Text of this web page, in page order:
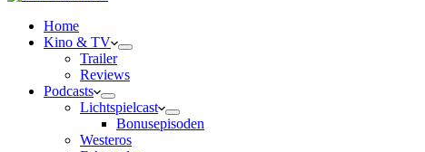
Home
Kino & TV
Trailer
Reviews
Podcasts
Lichtspielcast
Bonusepisoden
Westeros